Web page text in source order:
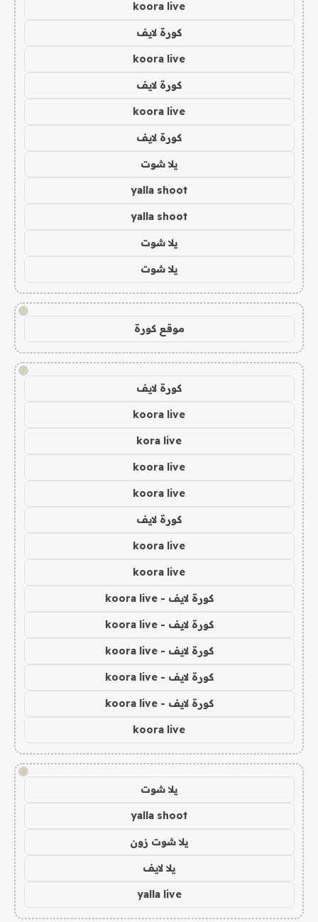
koora live
كورة لايف
koora live
كورة لايف
koora live
كورة لايف
يلا شوت
yalla shoot
yalla shoot
يلا شوت
يلا شوت
!
موقع كورة
!
كورة لايف
koora live
kora live
koora live
koora live
كورة لايف
koora live
koora live
كورة لايف - koora live
كورة لايف - koora live
كورة لايف - koora live
كورة لايف - koora live
كورة لايف - koora live
koora live
!
يلا شوت
yalla shoot
يلا شوت زون
يلا لايف
yalla live